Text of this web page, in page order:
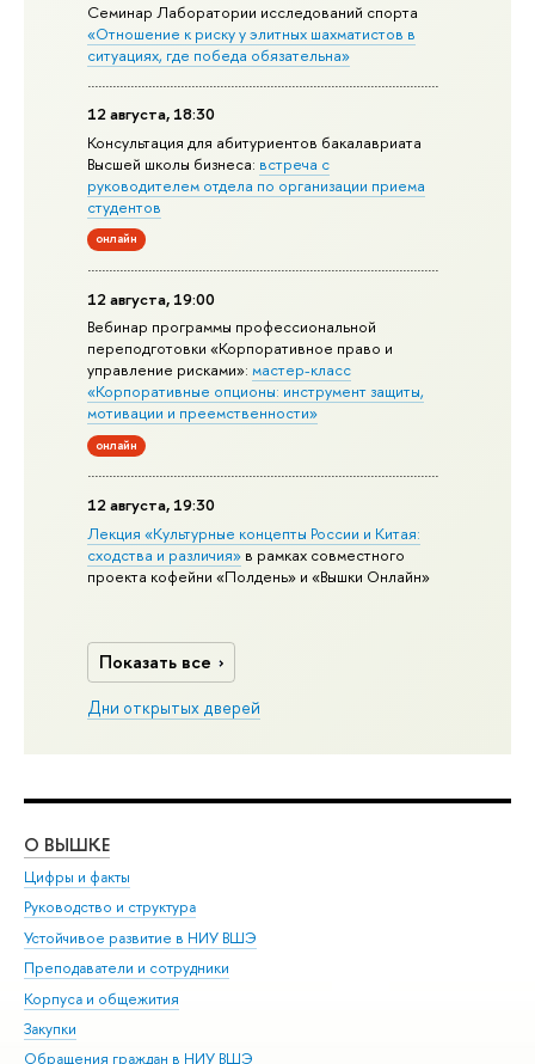
Семинар Лаборатории исследований спорта
«Отношение к риску у элитных шахматистов в
ситуациях, где победа обязательна»
12 августа, 18:30
Консультация для абитуриентов бакалавриата
Высшей школы бизнеса: встреча с
руководителем отдела по организации приема
студентов
онлайн
12 августа, 19:00
Вебинар программы профессиональной
переподготовки «Корпоративное право и
управление рисками»:мастер-класс
«Корпоративные опционы: инструмент защиты,
мотивации и преемственности»
онлайн
12 августа, 19:30
Лекция «Культурные концепты России и Китая:
сходства и различия» в рамках совместного
проекта кофейни «Полдень» и «Вышки Онлайн»
Показать все
Дни открытых дверей
О ВЫШКЕ
Цифры и факты
Руководство и структура
Устойчивое развитие в НИУ ВШЭ
Преподаватели и сотрудники
Корпуса и общежития
Закупки
Обращения граждан в НИУ ВШЭ